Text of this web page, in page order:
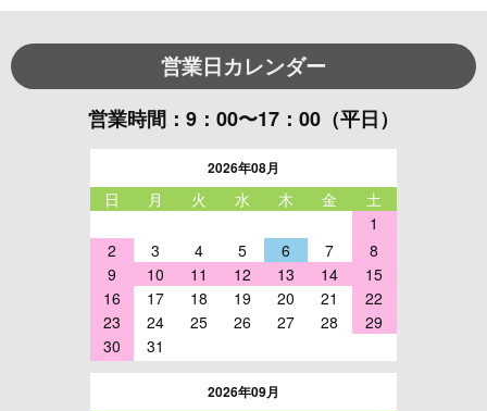
営業日カレンダー
営業時間：9：00〜17：00（平日）
2026年08月
日 月 火 水 木 金
土
1
2
3 4 5 6 7
8
9
10 11 12 13 14
15
16
17 18 19 20 21
22
23
24 25 26 27 28
29
30
31
2026年09月